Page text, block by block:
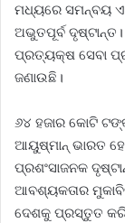
ମଧ୍ୟରେ ସମନ୍ବୟ
ଅଭୁତପୂର୍ବ
ପ୍ରତ୍ୟକ୍ଷ ସେବା
ଜଣାଉଛି।
୬୪ ହଜାର କୋଟି
ଆୟୁଷ୍ମାନ୍‌ ଭାରତ
ପ୍ରଶଂସାଜନକ
ଆବଶ୍ୟକତାର
ଦେଶକୁ ପ୍ରସ୍ତୁତ